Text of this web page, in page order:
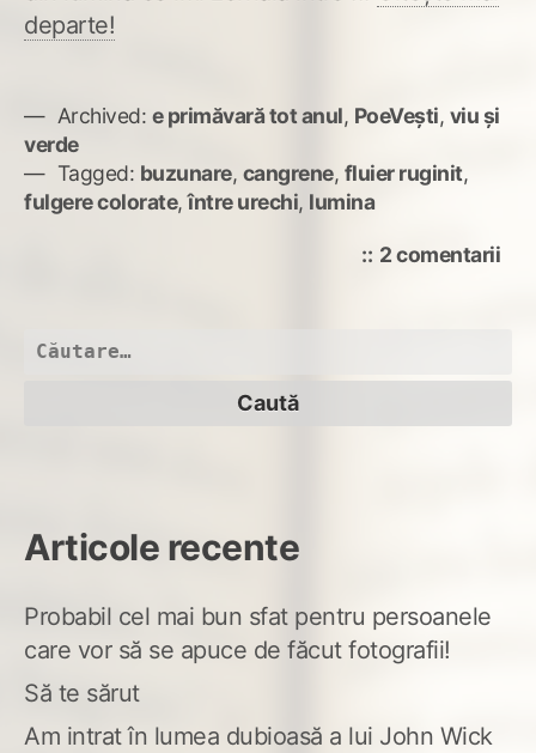
departe!
Archived: e primăvară tot anul, PoeVești, viu și
verde
Tagged: buzunare, cangrene, fluier ruginit,
fulgere colorate,între urechi, lumina
2 comentariila
Caută
Articole recente
Probabil cel mai bun sfat pentru persoanele
care vor să se apuce de făcut fotografii!
Să te sărut
Am intrat în lumea dubioasă a lui John Wick